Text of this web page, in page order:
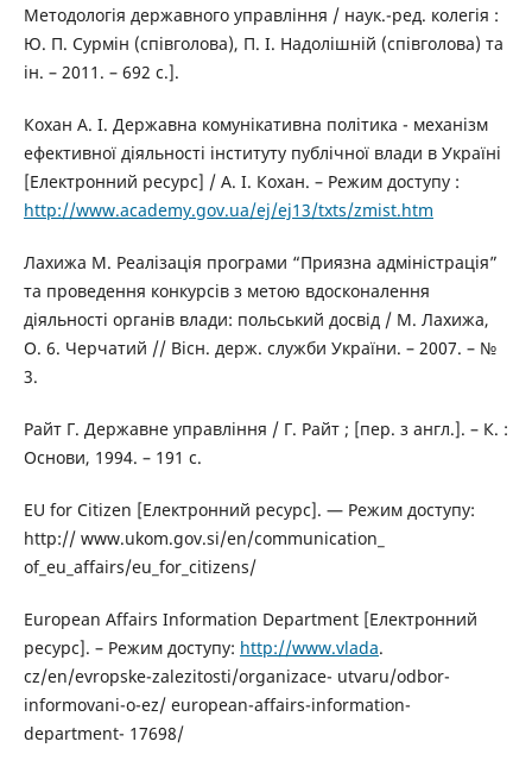
Методологія державного управління / наук.-ред. колегія :
Ю. П. Сурмін (співголова), П. І. Надолішній (співголова) та
ін. – 2011. – 692 с.].
Кохан А. І. Державна комунікативна політика - механізм
ефективної діяльності інституту публічної влади в Україні
[Електронний ресурс] / А. І. Кохан. – Режим доступу :
http://www.academy.gov.ua/ej/ej13/txts/zmist.htm
Лахижа М. Реалізація програми “Приязна адміністрація”
та проведення конкурсів з метою вдосконалення
діяльності органів влади: польський досвід / М. Лахижа,
О. 6. Черчатий // Вісн. держ. служби України. – 2007. – №
3.
Райт Г. Державне управління / Г. Райт ; [пер. з англ.]. – К. :
Основи, 1994. – 191 с.
EU for Citizen [Електронний ресурс]. — Режим доступу:
http:// www.ukom.gov.si/en/communication_
of_eu_affairs/eu_for_citizens/
European Affairs Information Department [Електронний
ресурс]. – Режим доступу: http://www.vlada.
cz/en/evropske-zalezitosti/organizace- utvaru/odbor-
informovani-o-ez/ european-affairs-information-
department- 17698/